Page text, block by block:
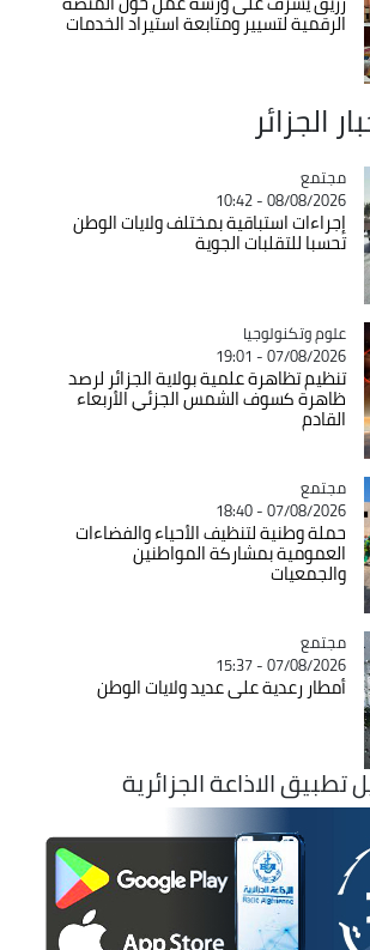
الرقمية لتسيير ومتابعة استيراد الخدمات
الجزائر
Catégorie
مجتمع
08/08/2026 - 10:42
إجراءات استباقية بمختلف ولايات الوطن
تحسبا للتقلبات الجوية
Catégorie
علوم وتكنولوجيا
07/08/2026 - 19:01
تنظيم تظاهرة علمية بولاية الجزائر لرصد
ظاهرة كسوف الشمس الجزئي الأربعاء
القادم
Catégorie
مجتمع
07/08/2026 - 18:40
حملة وطنية لتنظيف الأحياء والفضاءات
العمومية بمشاركة المواطنين
والجمعيات
Catégorie
مجتمع
07/08/2026 - 15:37
أمطار رعدية على عديد ولايات الوطن
الاذاعة الجزائرية